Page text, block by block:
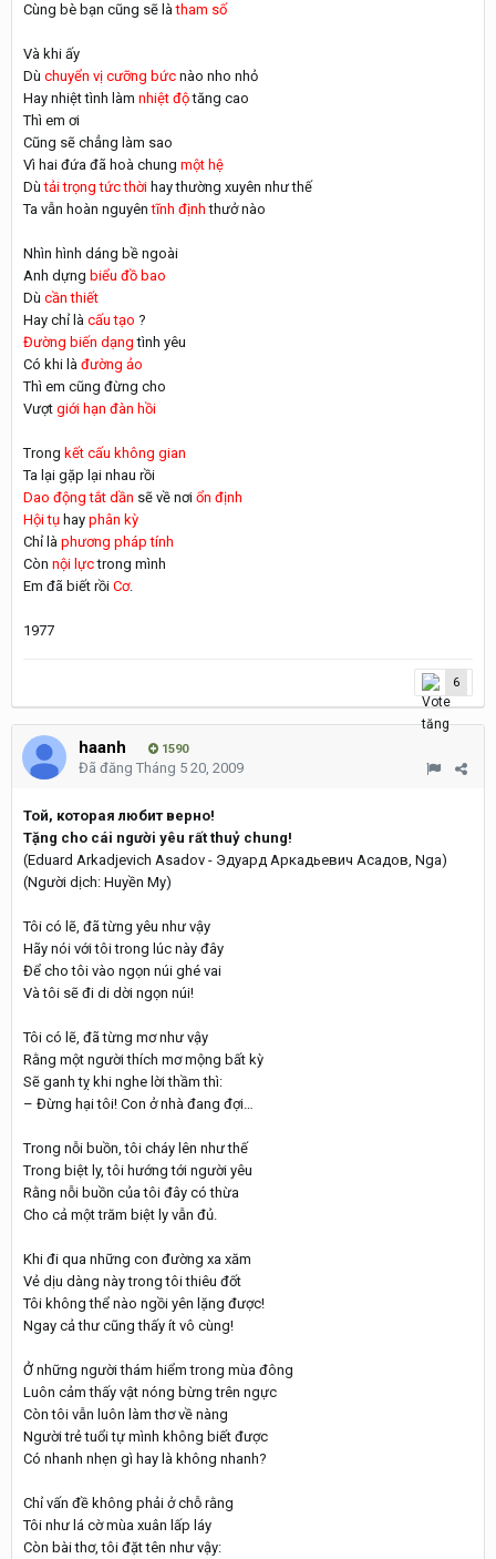
Cùng bè bạn cũng sẽ làtham số
Và khi ấy
Dù chuyển vị cưỡng bức nào nho nhỏ
Hay nhiệt tình làm nhiệt độtăng cao
Thì em ơi
Cũng sẽ chẳng làm sao
Vì hai đứa đã hoà chung một hệ
Dùtải trọng tức thời hay thường xuyên như thế
Ta vẫn hoàn nguyêntĩnh địnhthưở nào
Nhìn hình dáng bề ngoài
Anh dựng biểu đồ bao
Dù cần thiết
Hay chỉ là cấu tạo ?
Đường biến dạngtình yêu
Có khi là đường ảo
Thì em cũng đừng cho
Vượt giới hạn đàn hồi
Trong kết cấu không gian
Ta lại gặp lại nhau rồi
Dao động tắt dần sẽ về nơi ổn định
Hội tụ hay phân kỳ
Chỉ là phương pháp tính
Còn nội lựctrong mình
Em đã biết rồi Cơ.
1977
6
haanh 1590
Đã đăng Tháng 5 20, 2009
Той, которая любит верно!
Tặng cho cái người yêu rất thuỷ chung!
(Eduard Arkadjevich Asadov - Эдуард Аркадьевич Асадов, Nga)
(Người dịch: Huyền My)
Tôi có lẽ, đã từng yêu như vậy
Hãy nói với tôi trong lúc này đây
Để cho tôi vào ngọn núi ghé vai
Và tôi sẽ đi di dời ngọn núi!
Tôi có lẽ, đã từng mơ như vậy
Rằng một người thích mơ mộng bất kỳ
Sẽ ganh tỵ khi nghe lời thầm thì:
– Đừng hại tôi! Con ở nhà đang đợi…
Trong nỗi buồn, tôi cháy lên như thế
Trong biệt ly, tôi hướng tới người yêu
Rằng nỗi buồn của tôi đây có thừa
Cho cả một trăm biệt ly vẫn đủ.
Khi đi qua những con đường xa xăm
Vẻ dịu dàng này trong tôi thiêu đốt
Tôi không thể nào ngồi yên lặng được!
Ngay cả thư cũng thấy ít vô cùng!
Ở những người thám hiểm trong mùa đông
Luôn cảm thấy vật nóng bừng trên ngực
Còn tôi vẫn luôn làm thơ về nàng
Người trẻ tuổi tự mình không biết được
Có nhanh nhẹn gì hay là không nhanh?
Chỉ vấn đề không phải ở chỗ rằng
Tôi như lá cờ mùa xuân lấp láy
Còn bài thơ, tôi đặt tên như vậy: